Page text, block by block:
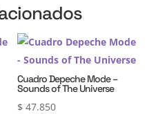
Cuadro Depeche Mode –
Sounds of The Universe
$ 47.850